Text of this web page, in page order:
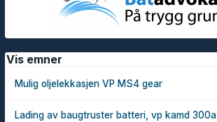
Vis emner
Mulig oljelekkasjen VP MS4 gear
Lading av baugtruster batteri, vp kamd 300a